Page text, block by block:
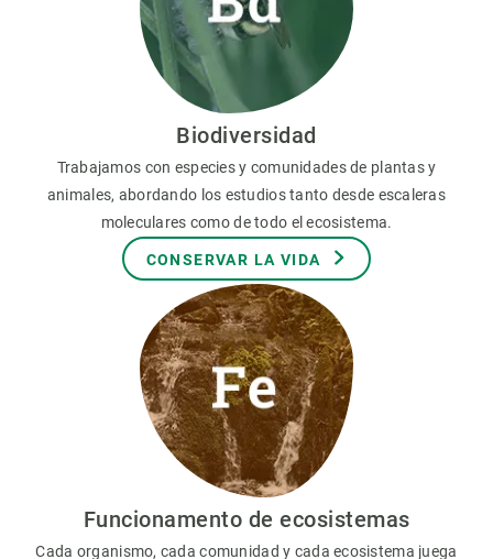
Biodiversidad
Trabajamos con especies y comunidades de plantas y
animales, abordando los estudios tanto desde escaleras
moleculares como de todo el ecosistema.
CONSERVAR LA VIDA
Funcionamento de ecosistemas
Cada organismo, cada comunidad y cada ecosistema juega